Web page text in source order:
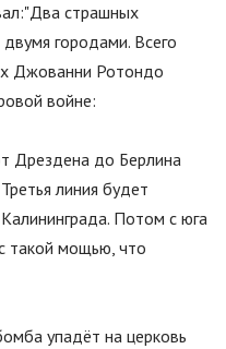
"Два страшных
городами. Всего
Джованни Ротондо
войне:
Дрездена до Берлина
линия будет
Потом с юга
такой мощью, что
упадёт на церковь